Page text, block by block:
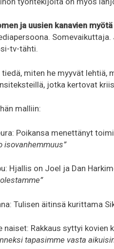
ja uusien kanavien myötä
tv-tähti.
tiedä, miten he myyvät
jotka kertovat
malliin:
Poikansa menettänyt
isovanhemmuus”
Hjallis on Joel ja Dan
Tulisen äitinsä kurittama
naiset: Rakkaus syttyi kovien
tapasimme vasta